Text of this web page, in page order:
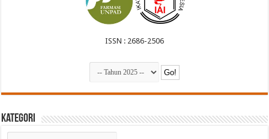
ISSN : 2686-2506
Kategori
Kategori